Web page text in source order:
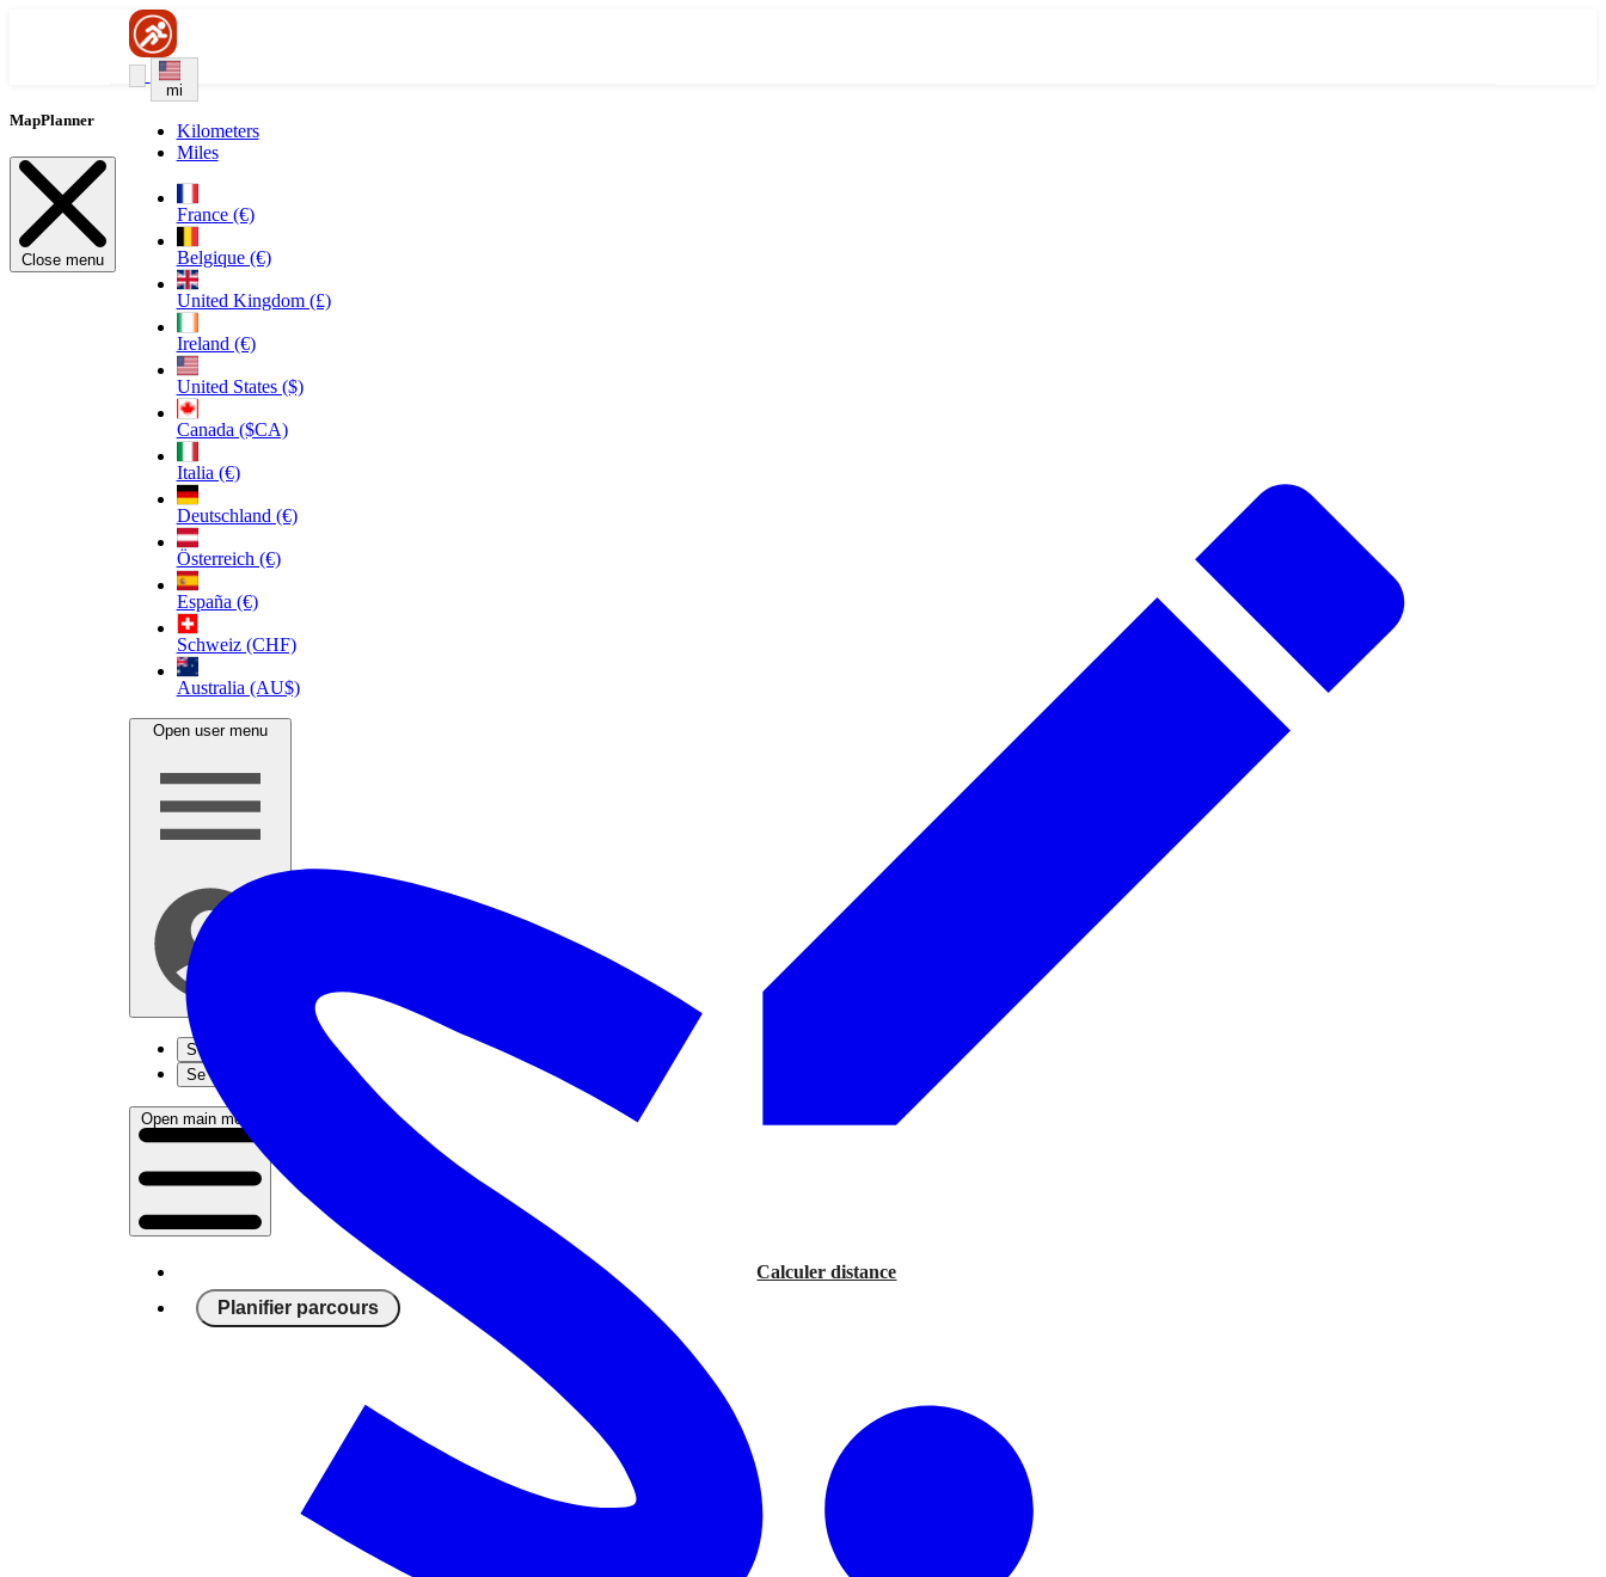
mi
Kilometers
Miles
France (€)
Belgique (€)
United Kingdom (£)
Ireland (€)
United States ($)
Canada ($CA)
Italia (€)
Deutschland (€)
Österreich (€)
España (€)
Schweiz (CHF)
Australia (AU$)
Open user menu
S'inscrire
Se connecter
Open main menu
Calculer distance
Planifier parcours
MapPlanner
Close menu